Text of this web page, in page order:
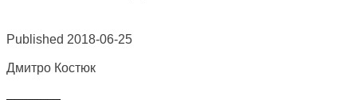
Published 2018-06-25
Дмитро Костюк